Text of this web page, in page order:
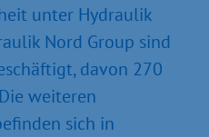
unter Hydraulik
Nord Group sind
davon 270
weiteren
sich in